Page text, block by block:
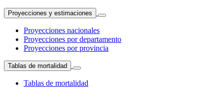
Proyecciones y estimaciones
Proyecciones nacionales
Proyecciones por departamento
Proyecciones por provincia
Tablas de mortalidad
Tablas de mortalidad